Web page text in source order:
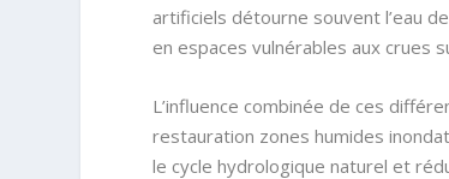
artificiels détourne souvent l’eau
en espaces vulnérables aux crues
L’influence combinée de ces
restauration zones humides
le cycle hydrologique naturel et